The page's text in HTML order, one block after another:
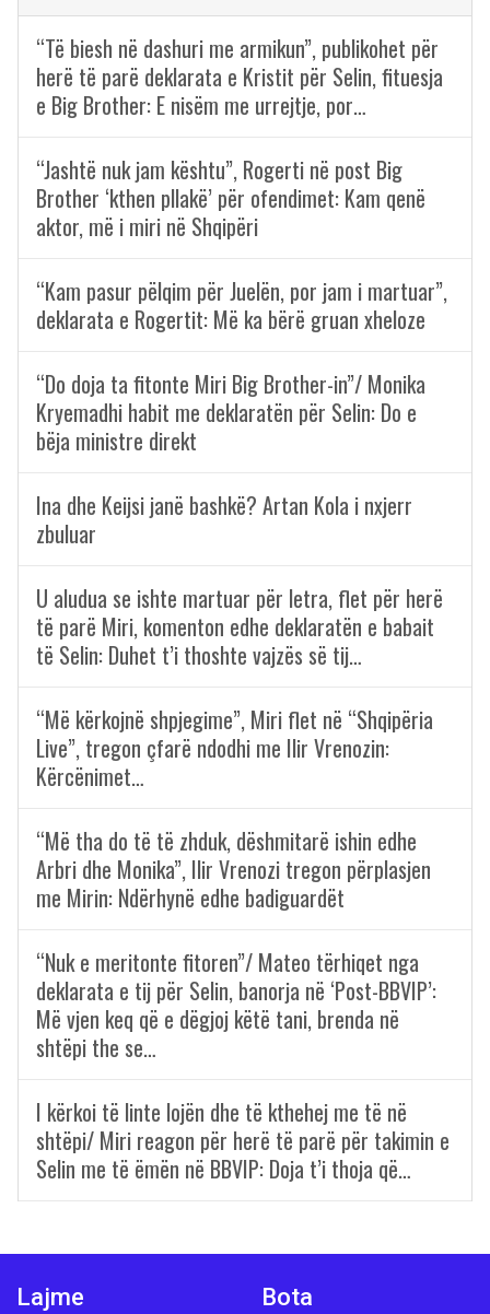
“Të biesh në dashuri me armikun”, publikohet për
herë të parë deklarata e Kristit për Selin, fituesja
e Big Brother: E nisëm me urrejtje, por…
“Jashtë nuk jam kështu”, Rogerti në post Big
Brother ‘kthen pllakë’ për ofendimet: Kam qenë
aktor, më i miri në Shqipëri
“Kam pasur pëlqim për Juelën, por jam i martuar”,
deklarata e Rogertit: Më ka bërë gruan xheloze
“Do doja ta fitonte Miri Big Brother-in”/ Monika
Kryemadhi habit me deklaratën për Selin: Do e
bëja ministre direkt
Ina dhe Keijsi janë bashkë? Artan Kola i nxjerr
zbuluar
U aludua se ishte martuar për letra, flet për herë
të parë Miri, komenton edhe deklaratën e babait
të Selin: Duhet t’i thoshte vajzës së tij…
“Më kërkojnë shpjegime”, Miri flet në “Shqipëria
Live”, tregon çfarë ndodhi me Ilir Vrenozin:
Kërcënimet…
“Më tha do të të zhduk, dëshmitarë ishin edhe
Arbri dhe Monika”, Ilir Vrenozi tregon përplasjen
me Mirin: Ndërhynë edhe badiguardët
“Nuk e meritonte fitoren”/ Mateo tërhiqet nga
deklarata e tij për Selin, banorja në ‘Post-BBVIP’:
Më vjen keq që e dëgjoj këtë tani, brenda në
shtëpi the se…
I kërkoi të linte lojën dhe të kthehej me të në
shtëpi/ Miri reagon për herë të parë për takimin e
Selin me të ëmën në BBVIP: Doja t’i thoja që…
Lajme Bota